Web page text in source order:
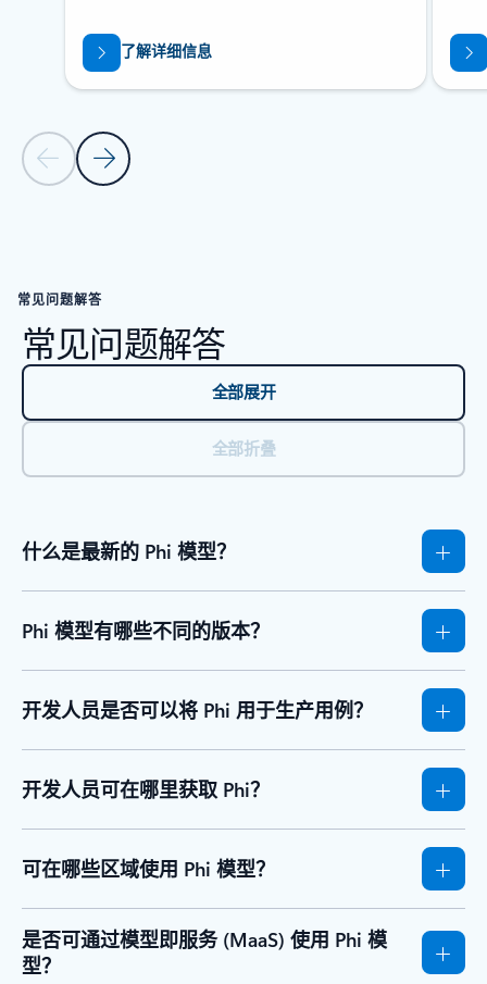
上一张幻灯片下一张幻灯片
了解详细信息
常见问题解答
常见问题解答
全部展开
全部折叠
什么是最新的 Phi 模型？
Phi 模型有哪些不同的版本？
开发人员是否可以将 Phi 用于生产用例？
开发人员可在哪里获取 Phi？
可在哪些区域使用 Phi 模型？
是否可通过模型即服务 (MaaS) 使用 Phi 模
型？